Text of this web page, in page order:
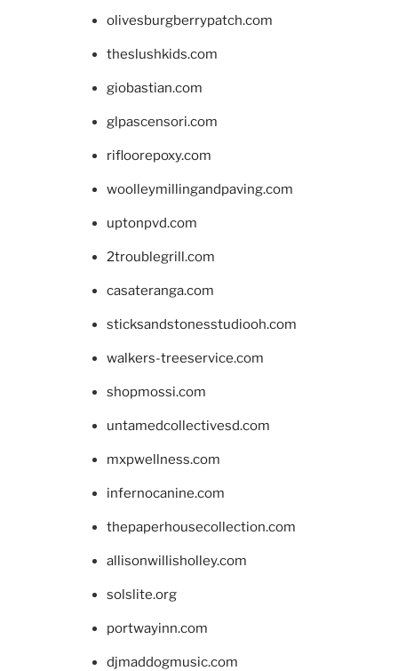
olivesburgberrypatch.com
theslushkids.com
giobastian.com
glpascensori.com
rifloorepoxy.com
woolleymillingandpaving.com
uptonpvd.com
2troublegrill.com
casateranga.com
sticksandstonesstudiooh.com
walkers-treeservice.com
shopmossi.com
untamedcollectivesd.com
mxpwellness.com
infernocanine.com
thepaperhousecollection.com
allisonwillisholley.com
solslite.org
portwayinn.com
djmaddogmusic.com